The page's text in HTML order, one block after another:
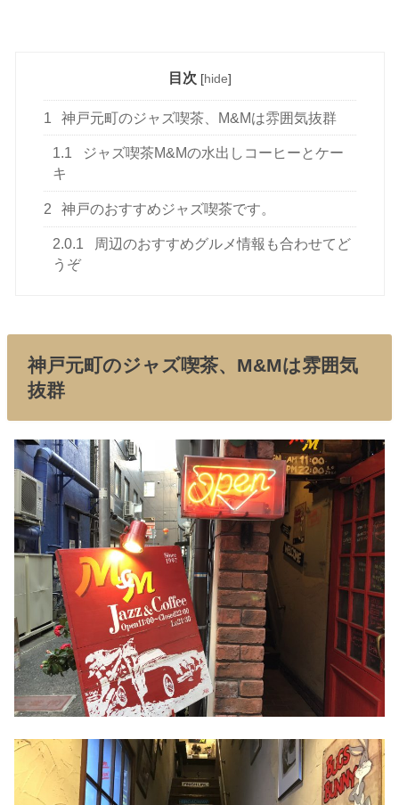
目次 [hide]
1 神戸元町のジャズ喫茶、M&Mは雰囲気抜群
1.1
ジャズ喫茶M&Mの水出しコーヒーとケー
キ
2 神戸のおすすめジャズ喫茶です。
2.0.1
周辺のおすすめグルメ情報も合わせてど
うぞ
神戸元町のジャズ喫茶、M&Mは雰囲気
抜群